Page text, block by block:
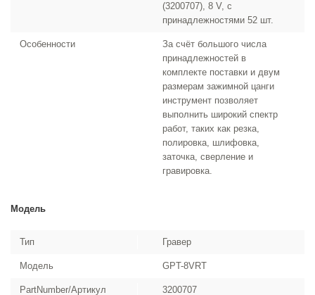
(3200707), 8 V, с
принадлежностями 52 шт.
Особенности
За счёт большого числа
принадлежностей в
комплекте поставки и двум
размерам зажимной цанги
инструмент позволяет
выполнить широкий спектр
работ, таких как резка,
полировка, шлифовка,
заточка, сверление и
гравировка.
Модель
Тип Гравер
Модель GPT-8VRT
PartNumber/Артикул
3200707